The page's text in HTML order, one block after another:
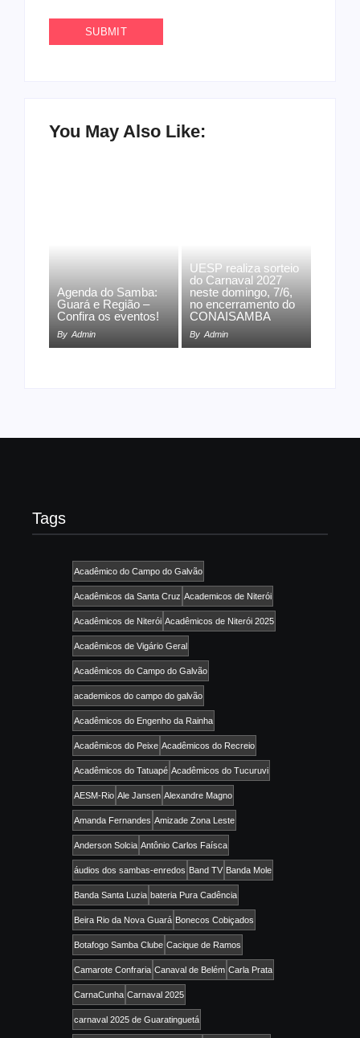
You May Also Like:
Agenda do Samba:
Guará e Região –
Confira os eventos!
By Admin
UESP realiza sorteio
do Carnaval 2027
neste domingo, 7/6,
no encerramento do
CONAISAMBA
By Admin
Tags
Acadêmico do Campo do Galvão
Acadêmicos da Santa Cruz Academicos de Niterói
Acadêmicos de Niterói Acadêmicos de Niterói 2025
Acadêmicos de Vigário Geral
Acadêmicos do Campo do Galvão
academicos do campo do galvão
Acadêmicos do Engenho da Rainha
Acadêmicos do Peixe Acadêmicos do Recreio
Acadêmicos do Tatuapé Acadêmicos do Tucuruvi
AESM-Rio Ale Jansen Alexandre Magno
Amanda Fernandes Amizade Zona Leste
Anderson Solcia Antônio Carlos Faísca
áudios dos sambas-enredos Band TV Banda Mole
Banda Santa Luzia bateria Pura Cadência
Beira Rio da Nova Guará Bonecos Cobiçados
Botafogo Samba Clube Cacique de Ramos
Camarote Confraria Canaval de Belém Carla Prata
CarnaCunha Carnaval 2025
carnaval 2025 de Guaratinguetá